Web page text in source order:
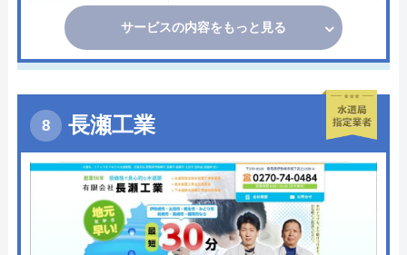
サービスの内容をもっと見る
長瀬工業